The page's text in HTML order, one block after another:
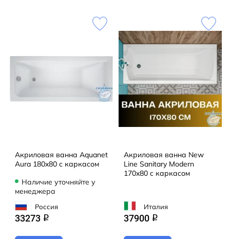
Акриловая ванна Aquanet
Aura 180x80 с каркасом
Наличие уточняйте у
менеджера
Россия
33273 q
Акриловая ванна New
Line Sanitary Modern
170x80 с каркасом
Италия
37900 q